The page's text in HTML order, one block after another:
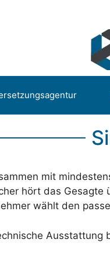
mit
hört das
wählt den